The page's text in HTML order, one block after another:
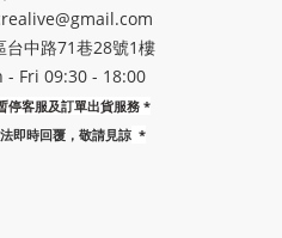
台中路71巷28號1樓
- Fri 09:30 - 18:00
停客服及訂單出貨服務 *
即時回覆，敬請見諒 *